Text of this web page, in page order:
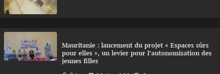
Mauritanie : lancement du projet « Espaces sûrs
pour elles », un levier pour l’autonomisation des
jeunes filles